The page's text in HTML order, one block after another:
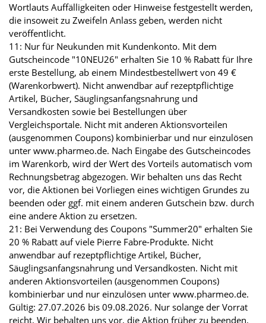
Wortlauts Auffälligkeiten oder Hinweise festgestellt werden,
die insoweit zu Zweifeln Anlass geben, werden nicht
veröffentlicht.
11: Nur für Neukunden mit Kundenkonto. Mit dem
Gutscheincode "10NEU26" erhalten Sie 10 % Rabatt für Ihre
erste Bestellung, ab einem Mindestbestellwert von 49 €
(Warenkorbwert). Nicht anwendbar auf rezeptpflichtige
Artikel, Bücher, Säuglingsanfangsnahrung und
Versandkosten sowie bei Bestellungen über
Vergleichsportale. Nicht mit anderen Aktionsvorteilen
(ausgenommen Coupons) kombinierbar und nur einzulösen
unter www.pharmeo.de. Nach Eingabe des Gutscheincodes
im Warenkorb, wird der Wert des Vorteils automatisch vom
Rechnungsbetrag abgezogen. Wir behalten uns das Recht
vor, die Aktionen bei Vorliegen eines wichtigen Grundes zu
beenden oder ggf. mit einem anderen Gutschein bzw. durch
eine andere Aktion zu ersetzen.
21: Bei Verwendung des Coupons "Summer20" erhalten Sie
20 % Rabatt auf viele Pierre Fabre-Produkte. Nicht
anwendbar auf rezeptpflichtige Artikel, Bücher,
Säuglingsanfangsnahrung und Versandkosten. Nicht mit
anderen Aktionsvorteilen (ausgenommen Coupons)
kombinierbar und nur einzulösen unter www.pharmeo.de.
Gültig: 27.07.2026 bis 09.08.2026. Nur solange der Vorrat
reicht. Wir behalten uns vor, die Aktion früher zu beenden.